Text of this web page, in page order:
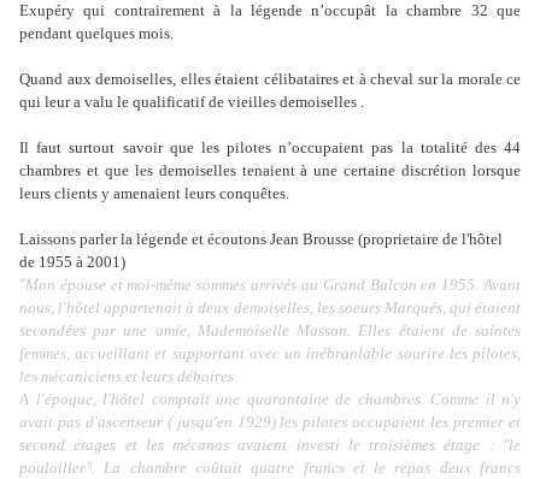
Exupéry qui contrairement à la légende n’occupât la chambre 32 que
pendant quelques mois.
Quand aux demoiselles, elles étaient célibataires et à cheval sur la morale ce
qui leur a valu le qualificatif de vieilles demoiselles .
Il faut surtout savoir que les pilotes n’occupaient pas la totalité des 44
chambres et que les demoiselles tenaient à une certaine discrétion lorsque
leurs clients y amenaient leurs conquêtes.
Laissons parler la légende et écoutons Jean Brousse (proprietaire de l'hôtel
de 1955 à 2001)
"Mon épouse et moi-même sommes arrivés au Grand Balcon en 1955. Avant
nous, l'hôtel appartenait à deux demoiselles, les soeurs Marqués, qui étaient
secondées par une amie, Mademoiselle Masson. Elles étaient de saintes
femmes, accueillant et supportant avec un inébranlable sourire les pilotes,
les mécaniciens et leurs déboires.
A l'époque, l'hôtel comptait une quarantaine de chambres. Comme il n'y
avait pas d'ascenseur ( jusqu'en 1929) les pilotes occupaient les premier et
second étages et les mécanos avaient investi le troisièmes étage : "le
poulailler". La chambre coûtait quatre francs et le repas deux francs